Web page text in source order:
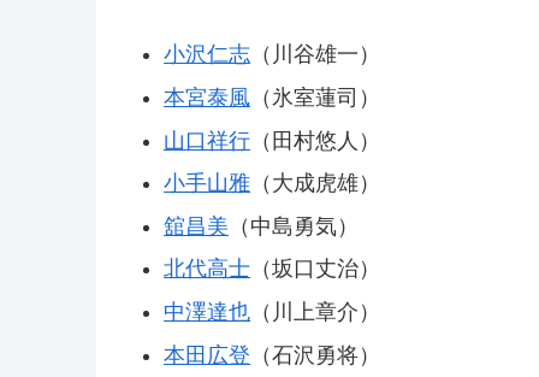
小沢仁志 （川谷雄一）
本宮泰風 （氷室蓮司）
山口祥行 （田村悠人）
小手山雅 （大成虎雄）
舘昌美 （中島勇気）
北代高士 （坂口丈治）
中澤達也 （川上章介）
本田広登 （石沢勇将）